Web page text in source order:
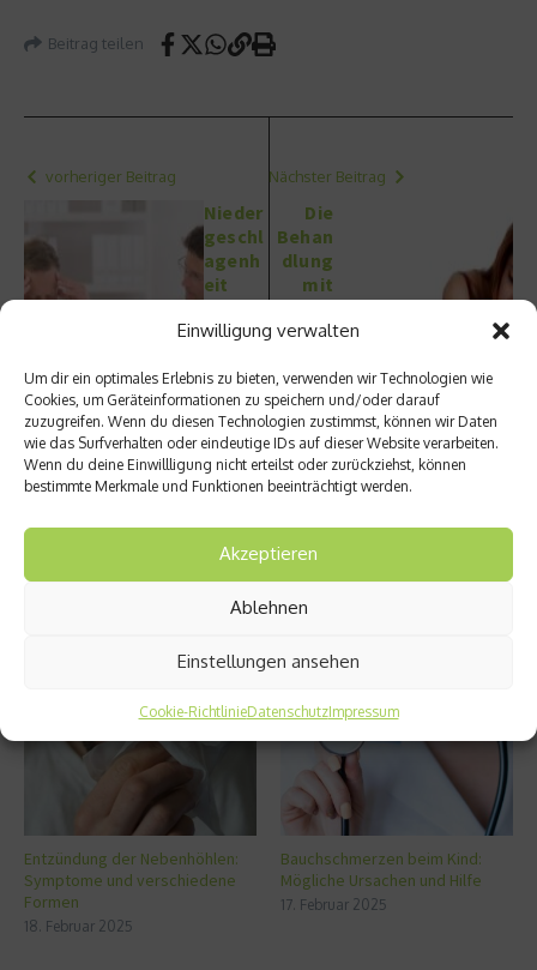
Einwilligung verwalten
Um dir ein optimales Erlebnis zu bieten, verwenden wir Technologien wie
Cookies, um Geräteinformationen zu speichern und/oder darauf
zuzugreifen. Wenn du diesen Technologien zustimmst, können wir Daten
wie das Surfverhalten oder eindeutige IDs auf dieser Website verarbeiten.
Wenn du deine Einwillligung nicht erteilst oder zurückziehst, können
bestimmte Merkmale und Funktionen beeinträchtigt werden.
Akzeptieren
Ablehnen
Einstellungen ansehen
Cookie-RichtlinieDatenschutzImpressum
Beitrag teilen
vorheriger Beitrag
Nieder
geschl
agenh
eit
förder
t
en
Infarkt
Nächster Beitrag
Die
Behan
dlung
mit
Homö
opathi
unerfü
lltem
Kinder
wunsc
h
Ähnliche Beiträge
Entzündung der Nebenhöhlen:
Symptome und verschiedene
Formen
18. Februar 2025
Bauchschmerzen beim Kind:
Mögliche Ursachen und Hilfe
17. Februar 2025